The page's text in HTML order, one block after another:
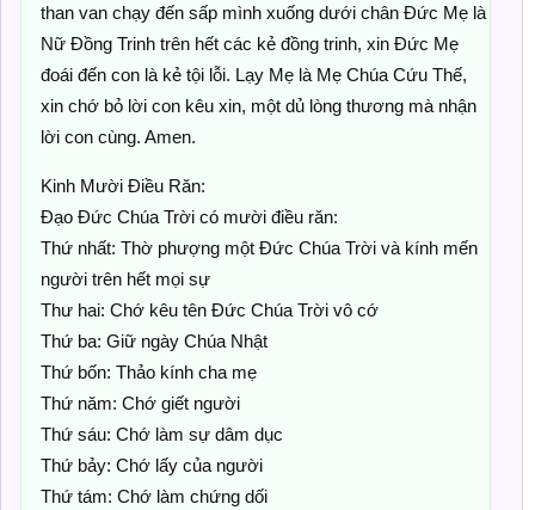
than van chạy đến sấp mình xuống dưới chân Ðức Mẹ là
Nữ Đồng Trinh trên hết các kẻ đồng trinh, xin Ðức Mẹ
đoái đến con là kẻ tội lỗi. Lạy Mẹ là Mẹ Chúa Cứu Thế,
xin chớ bỏ lời con kêu xin, một dủ lòng thương mà nhận
lời con cùng. Amen.
Kinh Mười Điều Răn:
Đạo Đức Chúa Trời có mười điều răn:
Thứ nhất: Thờ phượng một Đức Chúa Trời và kính mến
người trên hết mọi sự
Thư hai: Chớ kêu tên Đức Chúa Trời vô cớ
Thứ ba: Giữ ngày Chúa Nhật
Thứ bốn: Thảo kính cha mẹ
Thứ năm: Chớ giết người
Thứ sáu: Chớ làm sự dâm dục
Thứ bảy: Chớ lấy của người
Thứ tám: Chớ làm chứng dối